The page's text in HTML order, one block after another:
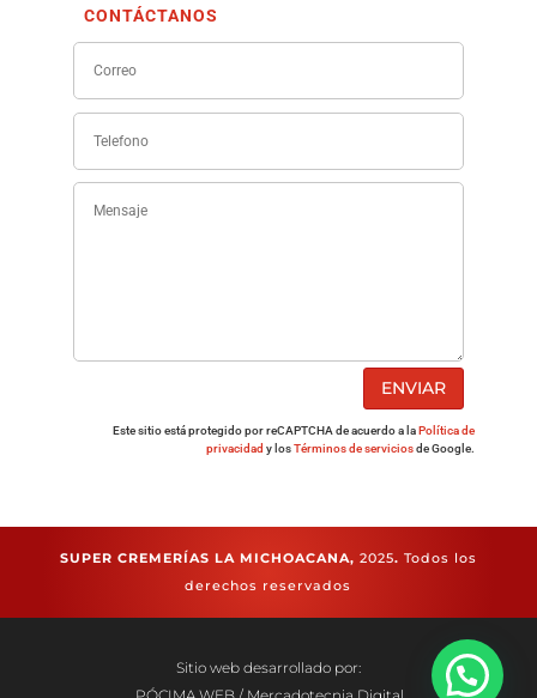
CONTÁCTANOS
ENVIAR
Este sitio está protegido por reCAPTCHA de acuerdo a laPolítica de
privacidad y losTérminos de serviciosde Google.
SUPER CREMERÍAS LA MICHOACANA, 2025. Todos los
derechos reservados
Sitio web desarrollado por: